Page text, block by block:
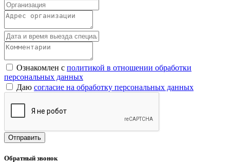
Ознакомлен с политикой в отношении обработки
персональных данных
Даю согласие на обработку персональных данных
Обратный звонок